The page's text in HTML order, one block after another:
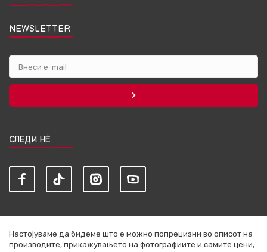
NEWSLETTER
СЛЕДИ НЀ
Настојуваме да бидеме што е можно попрецизни во описот на
производите, прикажувањето на фотографиите и самите цени,